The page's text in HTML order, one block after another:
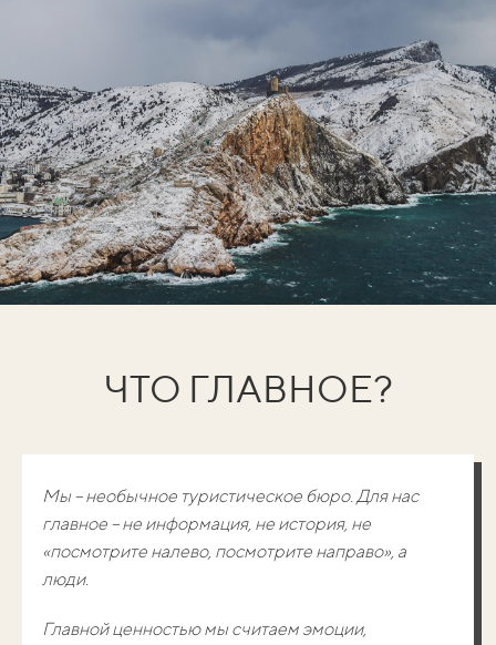
ЧТО ГЛАВНОЕ?
Мы – необычное туристическое бюро. Для нас
главное – не информация, не история, не
«посмотрите налево, посмотрите направо», а
люди.
Главной ценностью мы считаем эмоции,